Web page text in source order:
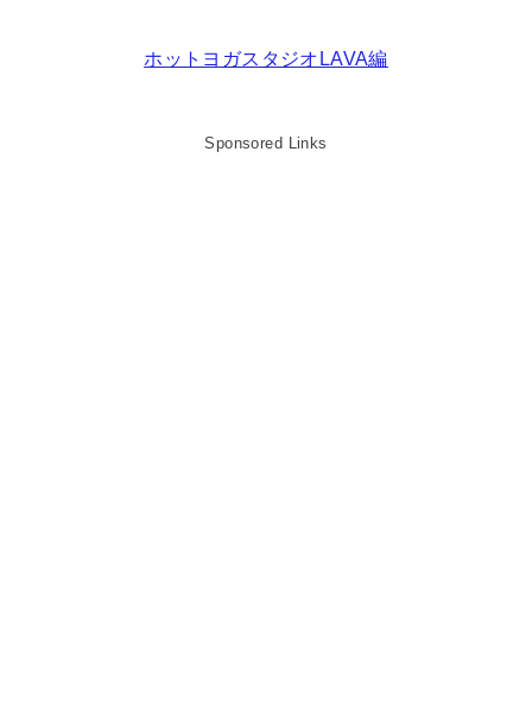
ホットヨガスタジオLAVA編
Sponsored Links